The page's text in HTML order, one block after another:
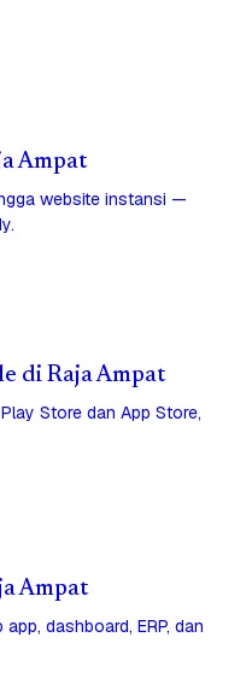
Ampat
website instansi —
di Raja Ampat
Store dan App Store,
Ampat
dashboard, ERP, dan